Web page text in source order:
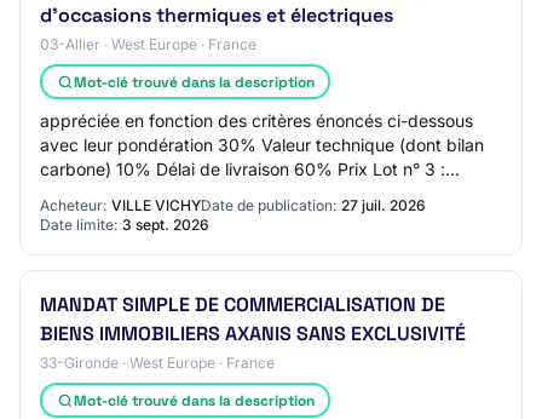
d'occasions thermiques et électriques
03-Allier · West Europe · France
Mot-clé trouvé dans la description
appréciée en fonction des critères énoncés ci-dessous
avec leur pondération 30% Valeur technique (dont bilan
carbone) 10% Délai de livraison 60% Prix Lot n° 3 :
Acheteur: VILLE VICHYDate de publication: 27 juil. 2026
Date limite: 3 sept. 2026
MANDAT SIMPLE DE COMMERCIALISATION DE
BIENS IMMOBILIERS AXANIS SANS EXCLUSIVITÉ
33-Gironde · West Europe · France
Mot-clé trouvé dans la description